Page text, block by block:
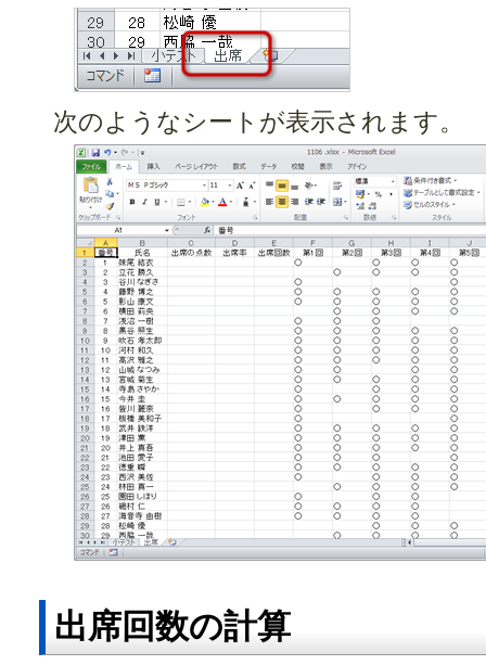
次のようなシートが表示されます。
出席回数の計算